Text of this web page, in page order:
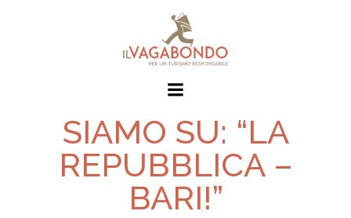
SIAMO SU: “LA
REPUBBLICA –
BARI!”